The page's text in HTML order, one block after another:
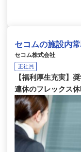
セコムの施設内
セコム株式会社
正社員
【福利厚生充実】
連休のフレックス